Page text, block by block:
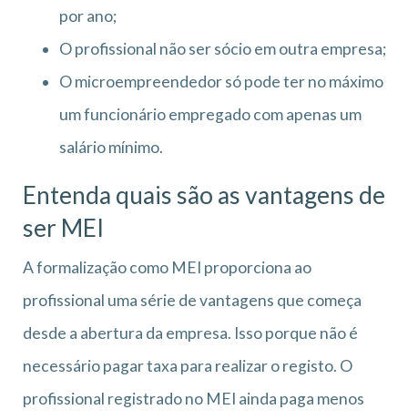
por ano;
O profissional não ser sócio em outra empresa;
O microempreendedor só pode ter no máximo
um funcionário empregado com apenas um
salário mínimo.
Entenda quais são as vantagens de
ser MEI
A formalização como MEI proporciona ao
profissional uma série de vantagens que começa
desde a abertura da empresa. Isso porque não é
necessário pagar taxa para realizar o registo. O
profissional registrado no MEI ainda paga menos